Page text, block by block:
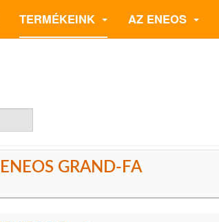
TERMÉKEINK AZ ENEOS
GRAND-FA